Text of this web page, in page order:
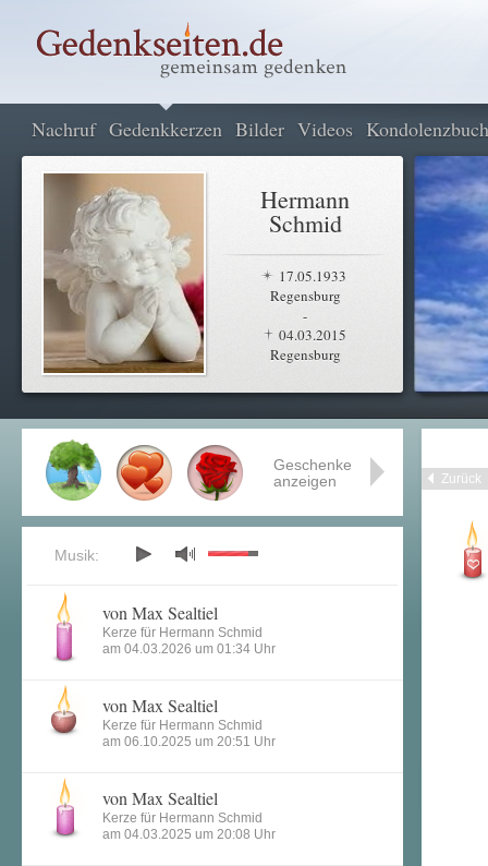
Nachruf Gedenkkerzen Bilder Videos Kondolenzbuch
Hermann
Schmid
17.05.1933
Regensburg
-
04.03.2015
Regensburg
Zurück
Geschenke
anzeigen
Musik:
von Max Sealtiel
Kerze für Hermann Schmid
am 04.03.2026 um 01:34 Uhr
von Max Sealtiel
Kerze für Hermann Schmid
am 06.10.2025 um 20:51 Uhr
von Max Sealtiel
Kerze für Hermann Schmid
am 04.03.2025 um 20:08 Uhr